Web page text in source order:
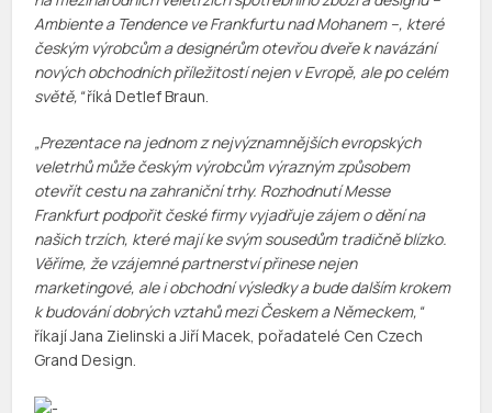
Ambiente a Tendence ve Frankfurtu nad Mohanem –, které
českým výrobcům a designérům otevřou dveře k navázání
nových obchodních příležitostí nejen v Evropě, ale po celém
světě,“říká Detlef Braun.
„Prezentace na jednom z nejvýznamnějších evropských
veletrhů může českým výrobcům výrazným způsobem
otevřít cestu na zahraniční trhy. Rozhodnutí Messe
Frankfurt podpořit české firmy vyjadřuje zájem o dění na
našich trzích, které mají ke svým sousedům tradičně blízko.
Věříme, že vzájemné partnerství přinese nejen
marketingové, ale i obchodní výsledky a bude dalším krokem
k budování dobrých vztahů mezi Českem a Německem,“
říkají Jana Zielinski a Jiří Macek, pořadatelé Cen Czech
Grand Design.